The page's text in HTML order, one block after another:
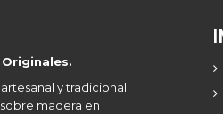
y tradicional
madera en